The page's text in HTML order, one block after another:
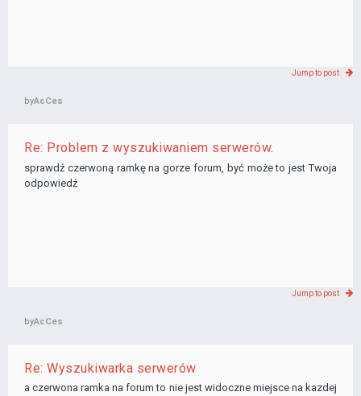
Jump to post
byAcCes
Re: Problem z wyszukiwaniem serwerów.
sprawdź czerwoną ramkę na gorze forum, być może to jest Twoja
odpowiedź
Jump to post
byAcCes
Re: Wyszukiwarka serwerów
a czerwona ramka na forum to nie jest widoczne miejsce na kazdej